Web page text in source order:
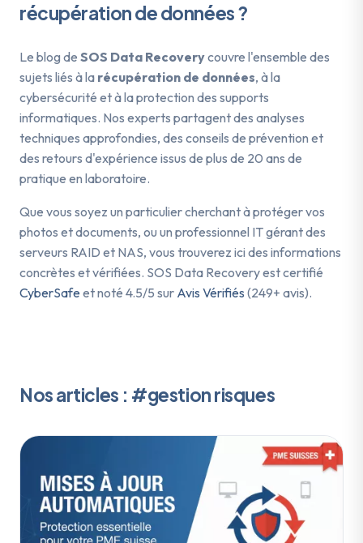
récupération de données ?
Le blog de SOS Data Recoverycouvre l'ensemble des
sujets liés à la récupération de données, à la
cybersécurité et à la protection des supports
informatiques. Nos experts partagent des analyses
techniques approfondies, des conseils de prévention et
des retours d'expérience issus de plus de 20 ans de
pratique en laboratoire.
Que vous soyez un particulier cherchant à protéger vos
photos et documents, ou un professionnel IT gérant des
serveurs RAID et NAS, vous trouverez ici des informations
concrètes et vérifiées. SOS Data Recovery est certifié
CyberSafe et noté 4.5/5 sur Avis Vérifiés (249+ avis).
Nos articles : #gestion risques